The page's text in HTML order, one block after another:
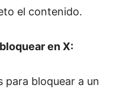
el contenido.
en X:
para bloquear a un